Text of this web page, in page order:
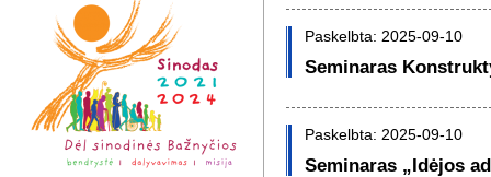
Paskelbta: 2025-09-10
Seminaras
Paskelbta: 2025-09-10
Seminaras „Idėjos